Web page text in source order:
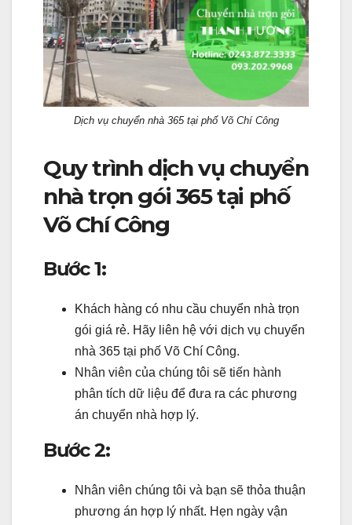
Dịch vụ chuyển nhà 365 tại phố Võ Chí Công
Quy trình dịch vụ chuyển
nhà trọn gói 365 tại phố
Võ Chí Công
Bước 1:
Khách hàng có nhu cầu chuyển nhà trọn
gói giá rẻ. Hãy liên hệ với dịch vụ chuyển
nhà 365 tại phố Võ Chí Công.
Nhân viên của chúng tôi sẽ tiến hành
phân tích dữ liệu để đưa ra các phương
án chuyển nhà hợp lý.
Bước 2:
Nhân viên chúng tôi và bạn sẽ thỏa thuận
phương án hợp lý nhất. Hẹn ngày vận